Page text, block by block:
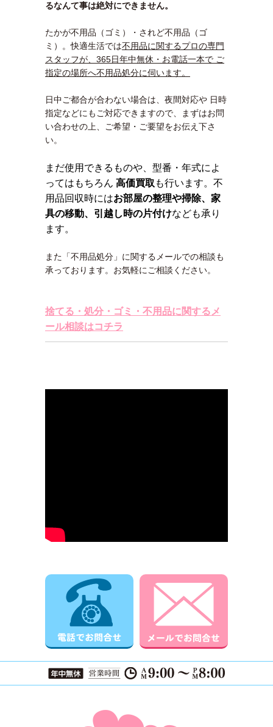
るなんて事は絶対にできません。
たかが不用品（ゴミ）・されど不用品（ゴ
ミ）。快適生活では不用品に関するプロの専門
スタッフが、365日年中無休・お電話一本で ご
指定の場所へ不用品処分に伺います。
日中ご都合が合わない場合は、夜間対応や 日時
指定などにもご対応できますので、まずはお問
い合わせの上、ご希望・ご要望をお伝え下さ
い。
まだ使用できるものや、型番・年式によ
ってはもちろん 高価買取 も行います。不
用品回収時にはお部屋の整理や掃除、家
具の移動、引越し時の片付けなども承り
ます。
また「不用品処分」に関するメールでの相談も
承っております。お気軽にご相談ください。
捨てる・処分・ゴミ・不用品に関するメ
ール相談はコチラ
電話でお問合せ